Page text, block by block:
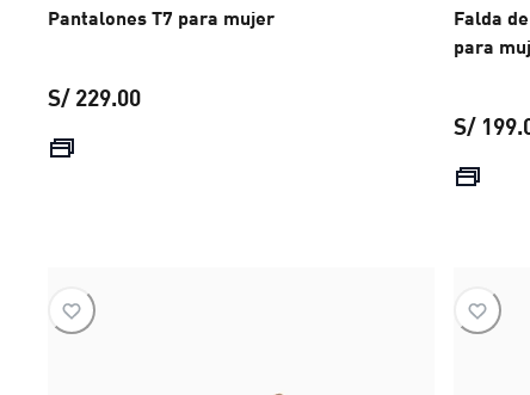
Pantalones T7 para mujer
S/ 229.00
Falda
para
S/